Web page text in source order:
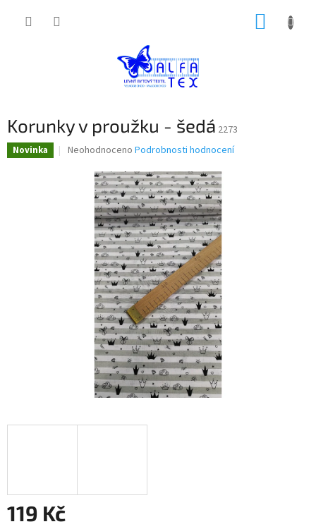
Korunky v proužku - šedá 2273
Novinka
Průměrné
produktu
hvězdiček.
Neohodnoceno Podrobnosti hodnocení
119 Kč